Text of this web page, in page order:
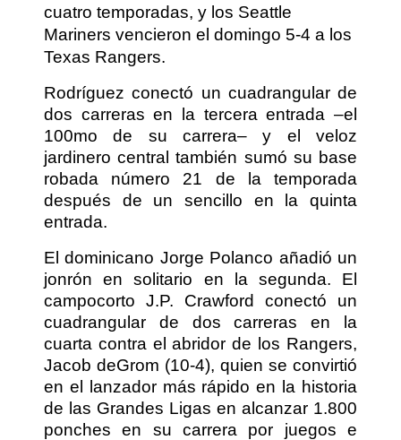
cuatro temporadas, y los Seattle
Mariners vencieron el domingo 5-4 a los
Texas Rangers.
Rodríguez conectó un cuadrangular de
dos carreras en la tercera entrada –el
100mo de su carrera– y el veloz
jardinero central también sumó su base
robada número 21 de la temporada
después de un sencillo en la quinta
entrada.
El dominicano Jorge Polanco añadió un
jonrón en solitario en la segunda. El
campocorto J.P. Crawford conectó un
cuadrangular de dos carreras en la
cuarta contra el abridor de los Rangers,
Jacob deGrom (10-4), quien se convirtió
en el lanzador más rápido en la historia
de las Grandes Ligas en alcanzar 1.800
ponches en su carrera por juegos e